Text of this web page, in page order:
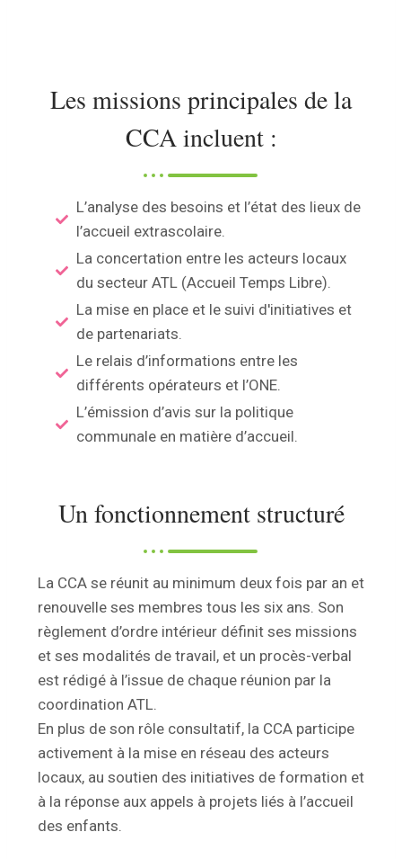
Les missions principales de la
CCA incluent :
L’analyse des besoins et l’état des lieux de
l’accueil extrascolaire.
La concertation entre les acteurs locaux
du secteur ATL (Accueil Temps Libre).
La mise en place et le suivi d'initiatives et
de partenariats.
Le relais d’informations entre les
différents opérateurs et l’ONE.
L’émission d’avis sur la politique
communale en matière d’accueil.
Un fonctionnement structuré
La CCA se réunit au minimum deux fois par an et
renouvelle ses membres tous les six ans. Son
règlement d’ordre intérieur définit ses missions
et ses modalités de travail, et un procès-verbal
est rédigé à l’issue de chaque réunion par la
coordination ATL.
En plus de son rôle consultatif, la CCA participe
activement à la mise en réseau des acteurs
locaux, au soutien des initiatives de formation et
à la réponse aux appels à projets liés à l’accueil
des enfants.